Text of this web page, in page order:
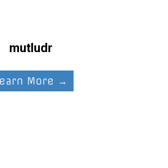
mutludr
More →